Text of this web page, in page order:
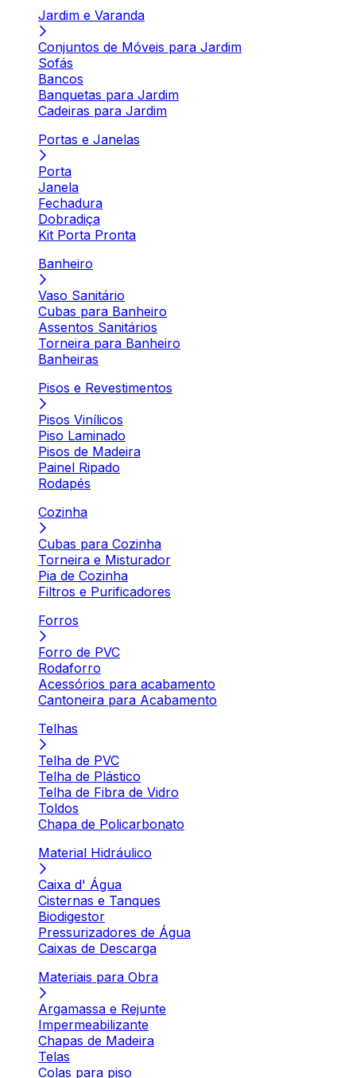
Jardim e Varanda
Conjuntos de Móveis para Jardim
Sofás
Bancos
Banquetas para Jardim
Cadeiras para Jardim
Portas e Janelas
Porta
Janela
Fechadura
Dobradiça
Kit Porta Pronta
Banheiro
Vaso Sanitário
Cubas para Banheiro
Assentos Sanitários
Torneira para Banheiro
Banheiras
Pisos e Revestimentos
Pisos Vinílicos
Piso Laminado
Pisos de Madeira
Painel Ripado
Rodapés
Cozinha
Cubas para Cozinha
Torneira e Misturador
Pia de Cozinha
Filtros e Purificadores
Forros
Forro de PVC
Rodaforro
Acessórios para acabamento
Cantoneira para Acabamento
Telhas
Telha de PVC
Telha de Plástico
Telha de Fibra de Vidro
Toldos
Chapa de Policarbonato
Material Hidráulico
Caixa d' Água
Cisternas e Tanques
Biodigestor
Pressurizadores de Água
Caixas de Descarga
Materiais para Obra
Argamassa e Rejunte
Impermeabilizante
Chapas de Madeira
Telas
Colas para piso